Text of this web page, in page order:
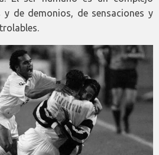
y de demonios, de sensaciones y